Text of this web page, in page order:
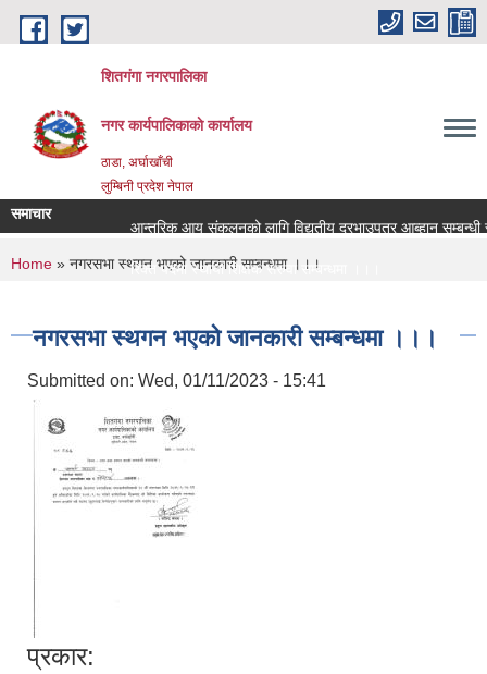
Skip to main content
शितगंगा नगरपालिका
नगर कार्यपालिकाकाे कार्यालय
ठाडा, अर्घाखाँची
लुम्बिनी प्रदेश नेपाल
समाचार
आन्तरिक आय संकलनको लागि विद्युतीय दरभाउपत्र आब्हान सम्बन्धी
रिक्त पदमा स्थायी शिक्षक सरुवा सम्बन्धमा ।।।
You are here
Home » नगरसभा स्थगन भएको जानकारी सम्बन्धमा ।।।
नगरसभा स्थगन भएको जानकारी सम्बन्धमा ।।।
Submitted on: Wed, 01/11/2023 - 15:41
प्रकार: